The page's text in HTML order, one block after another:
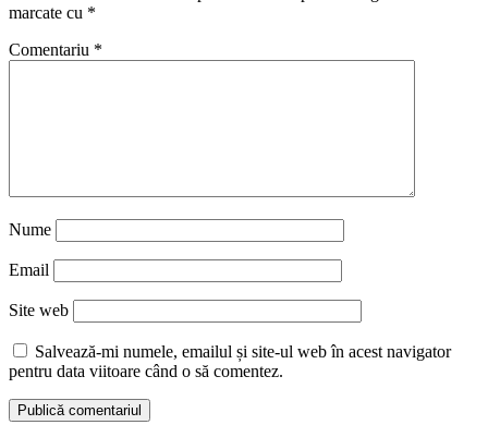
marcate cu *
Comentariu *
Nume
Email
Site web
Salvează-mi numele, emailul și site-ul web în acest navigator
pentru data viitoare când o să comentez.